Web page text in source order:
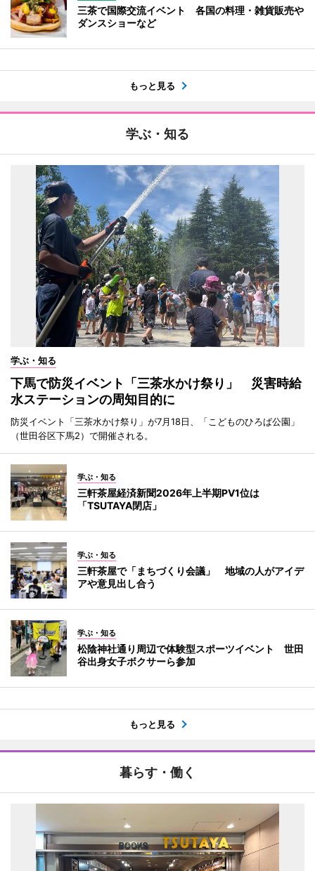
三茶で国際交流イベント 各国の料理・雑貨販売や
ダンスショーなど
もっと見る
学ぶ・知る
学ぶ・知る
下馬で防災イベント「三茶水かけ祭り」 災害時給
水ステーションの周知目的に
防災イベント「三茶水かけ祭り」が7月18日、「こどものひろば公園」
（世田谷区下馬2）で開催される。
学ぶ・知る
三軒茶屋経済新聞2026年上半期PV1位は
「TSUTAYA閉店」
学ぶ・知る
三軒茶屋で「まちづくり会議」 地域の人がアイデ
アや意見出し合う
学ぶ・知る
松陰神社通り周辺で体験型スポーツイベント 世田
谷出身女子ボクサーら参加
もっと見る
暮らす・働く